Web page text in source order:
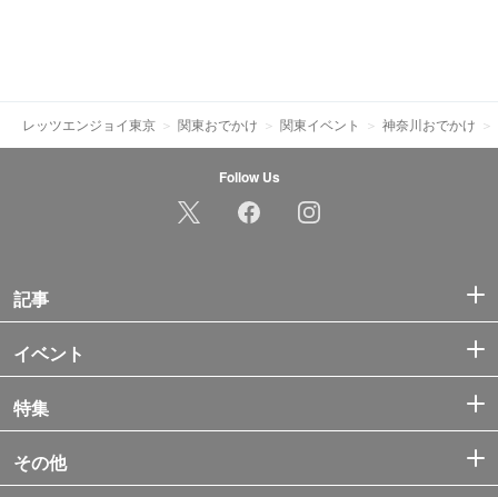
レッツエンジョイ東京 関東おでかけ 関東イベント 神奈川おでかけ
Follow Us
記事
イベント
特集
その他